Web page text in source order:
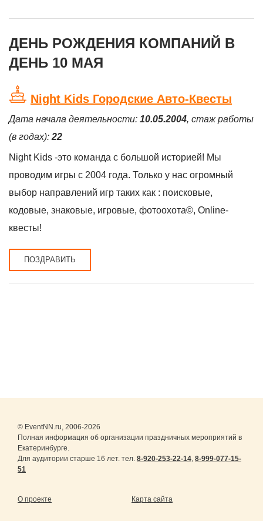
ДЕНЬ РОЖДЕНИЯ КОМПАНИЙ В
ДЕНЬ 10 МАЯ
Night Kids Городские Авто-Квесты
Дата начала деятельности: 10.05.2004, стаж работы
(в годах): 22
Night Kids -это команда с большой историей! Мы
проводим игры с 2004 года. Только у нас огромный
выбор направлений игр таких как : поисковые,
кодовые, знаковые, игровые, фотоохота©, Online-
квесты!
ПОЗДРАВИТЬ
© EventNN.ru, 2006-2026
Полная информация об организации праздничных мероприятий в
Екатеринбурге.
Для аудитории старше 16 лет. тел. 8-920-253-22-14, 8-999-077-15-
51
О проекте Карта сайта